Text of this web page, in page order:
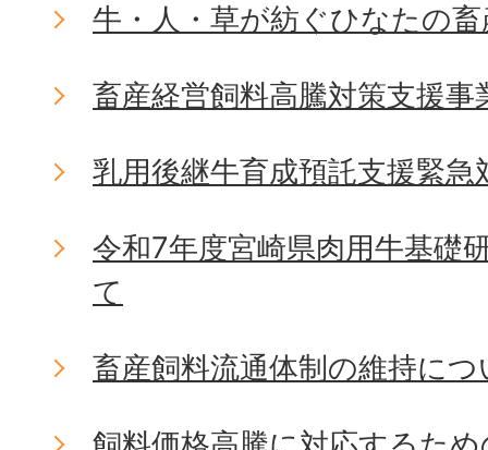
牛・人・草が紡ぐひなたの
畜産経営飼料高騰対策支援事
乳用後継牛育成預託支援緊急
令和7年度宮崎県肉用牛基礎
て
畜産飼料流通体制の維持につ